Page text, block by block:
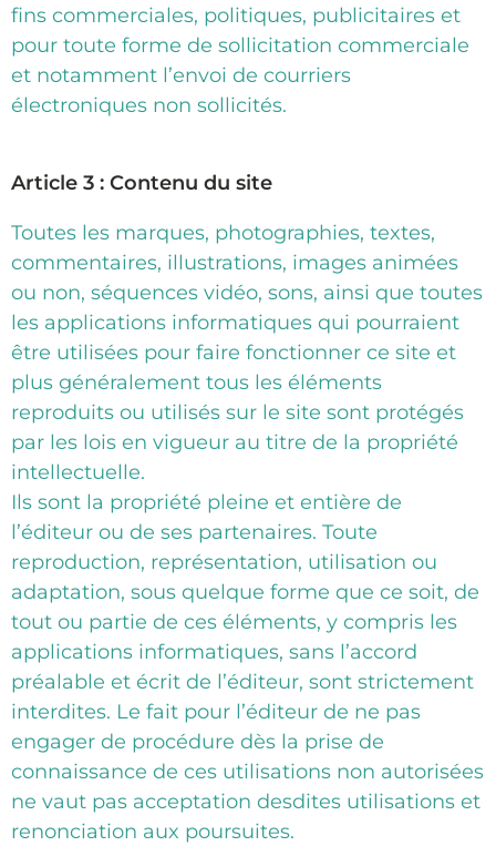
fins commerciales, politiques, publicitaires et
pour toute forme de sollicitation commerciale
et notamment l’envoi de courriers
électroniques non sollicités.
Article 3 : Contenu du site
Toutes les marques, photographies, textes,
commentaires, illustrations, images animées
ou non, séquences vidéo, sons, ainsi que toutes
les applications informatiques qui pourraient
être utilisées pour faire fonctionner ce site et
plus généralement tous les éléments
reproduits ou utilisés sur le site sont protégés
par les lois en vigueur au titre de la propriété
intellectuelle.
Ils sont la propriété pleine et entière de
l’éditeur ou de ses partenaires. Toute
reproduction, représentation, utilisation ou
adaptation, sous quelque forme que ce soit, de
tout ou partie de ces éléments, y compris les
applications informatiques, sans l’accord
préalable et écrit de l’éditeur, sont strictement
interdites. Le fait pour l’éditeur de ne pas
engager de procédure dès la prise de
connaissance de ces utilisations non autorisées
ne vaut pas acceptation desdites utilisations et
renonciation aux poursuites.